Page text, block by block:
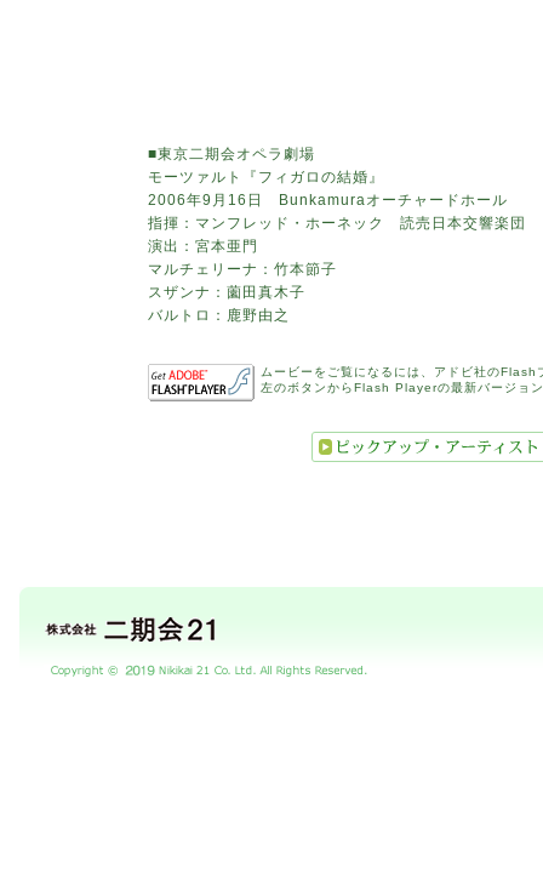
■東京二期会オペラ劇場
モーツァルト『フィガロの結婚』
2006年9月16日 Bunkamuraオーチャードホール
指揮：マンフレッド・ホーネック 読売日本交響楽団
演出：宮本亜門
マルチェリーナ：竹本節子
スザンナ：薗田真木子
バルトロ：鹿野由之
ムービーをご覧になるには、アドビ社のFlash
左のボタンからFlash Playerの最新バージョ